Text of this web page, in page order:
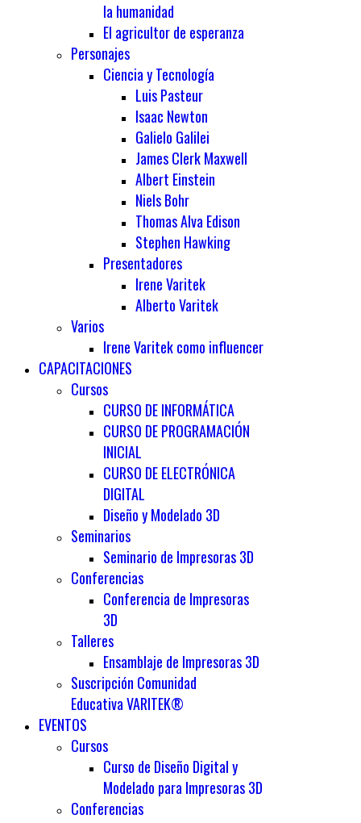
la humanidad
El agricultor de esperanza
Personajes
Ciencia y Tecnología
Luis Pasteur
Isaac Newton
Galielo Galilei
James Clerk Maxwell
Albert Einstein
Niels Bohr
Thomas Alva Edison
Stephen Hawking
Presentadores
Irene Varitek
Alberto Varitek
Varios
Irene Varitek como influencer
CAPACITACIONES
Cursos
CURSO DE INFORMÁTICA
CURSO DE PROGRAMACIÓN
INICIAL
CURSO DE ELECTRÓNICA
DIGITAL
Diseño y Modelado 3D
Seminarios
Seminario de Impresoras 3D
Conferencias
Conferencia de Impresoras
3D
Talleres
Ensamblaje de Impresoras 3D
Suscripción Comunidad
Educativa VARITEK®
EVENTOS
Cursos
Curso de Diseño Digital y
Modelado para Impresoras 3D
Conferencias